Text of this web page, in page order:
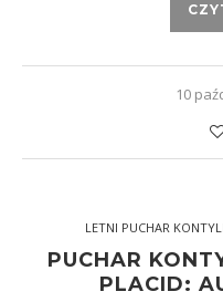
10
LETNI PUCHAR
PUCHAR
PLACID: